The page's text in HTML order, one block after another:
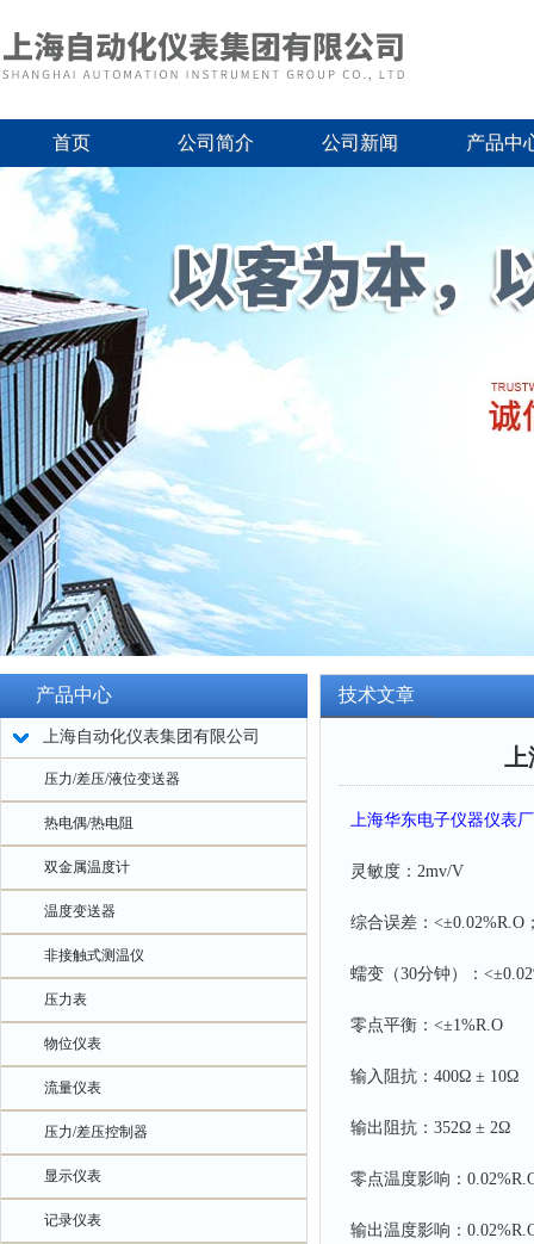
首页 公司简介 公司新闻 产品中
产品中心
上海自动化仪表集团有限公司
压力/差压/液位变送器
热电偶/热电阻
双金属温度计
温度变送器
非接触式测温仪
压力表
物位仪表
流量仪表
压力/差压控制器
显示仪表
记录仪表
技术文章
上
上海华东电子仪器仪表厂
灵敏度：2mv/V
综合误差：<±0.02%R.O
蠕变（30分钟）：
零点平衡：<±1%R.O
输入阻抗：400Ω ± 10Ω
输出阻抗：352Ω ± 2Ω
零点温度影响：
输出温度影响：